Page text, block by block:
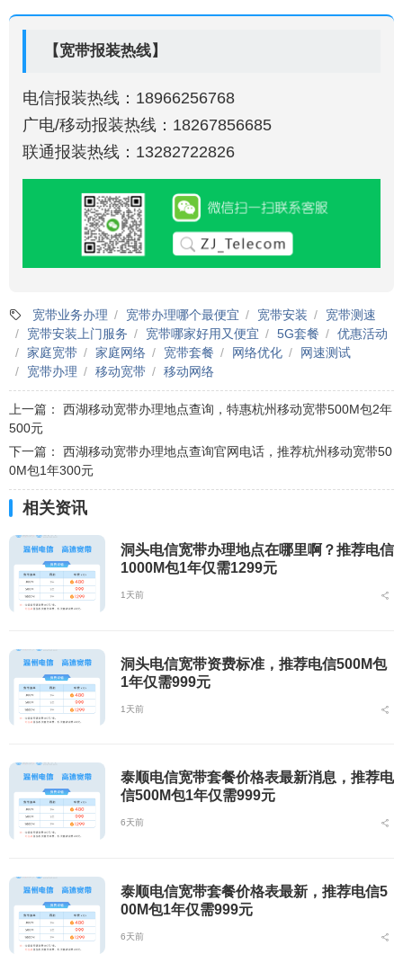
【宽带报装热线】
电信报装热线：18966256768
广电/移动报装热线：18267856685
联通报装热线：13282722826
宽带业务办理 宽带办理哪个最便宜 宽带安装
宽带测速
宽带安装上门服务
宽带哪家好用又便宜 5G套餐
优惠活动
家庭宽带
家庭网络 宽带套餐 网络优化
网速测试
宽带办理
移动宽带 移动网络
上一篇： 西湖移动宽带办理地点查询，特惠杭州移动宽带500M包2年
500元
下一篇： 西湖移动宽带办理地点查询官网电话，推荐杭州移动宽带50
0M包1年300元
相关资讯
洞头电信宽带办理地点在哪里啊？推荐电信
1000M包1年仅需1299元
1天前
洞头电信宽带资费标准，推荐电信500M包
1年仅需999元
1天前
泰顺电信宽带套餐价格表最新消息，推荐电
信500M包1年仅需999元
6天前
泰顺电信宽带套餐价格表最新，推荐电信5
00M包1年仅需999元
6天前